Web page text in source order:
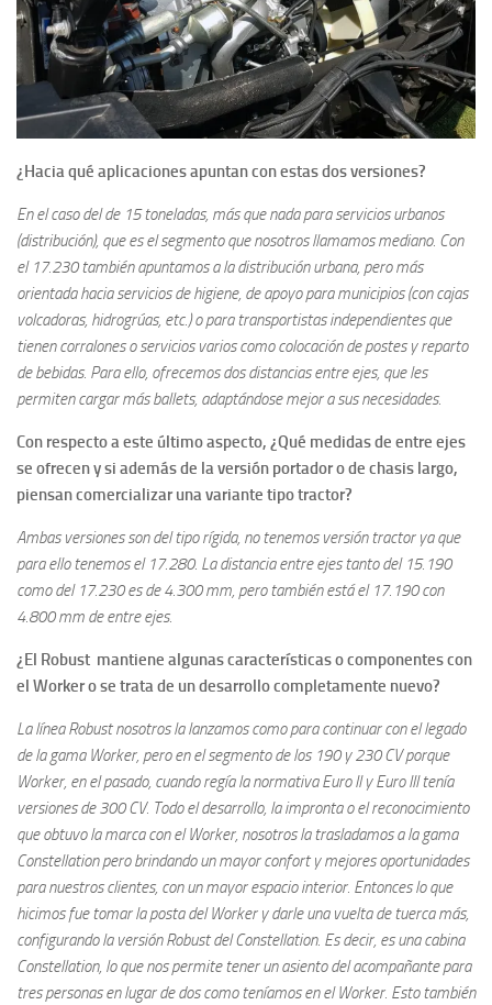
¿Hacia qué aplicaciones apuntan con estas dos versiones?
En el caso del de 15 toneladas, más que nada para servicios urbanos
(distribución), que es el segmento que nosotros llamamos mediano. Con
el 17.230 también apuntamos a la distribución urbana, pero más
orientada hacia servicios de higiene, de apoyo para municipios (con cajas
volcadoras, hidrogrúas, etc.) o para transportistas independientes que
tienen corralones o servicios varios como colocación de postes y reparto
de bebidas. Para ello, ofrecemos dos distancias entre ejes, que les
permiten cargar más ballets, adaptándose mejor a sus necesidades.
Con respecto a este último aspecto, ¿Qué medidas de entre ejes
se ofrecen y si además de la versión portador o de chasis largo,
piensan comercializar una variante tipo tractor?
Ambas versiones son del tipo rígida, no tenemos versión tractor ya que
para ello tenemos el 17.280. La distancia entre ejes tanto del 15.190
como del 17.230 es de 4.300 mm, pero también está el 17.190 con
4.800 mm de entre ejes.
¿El Robust mantiene algunas características o componentes con
el Worker o se trata de un desarrollo completamente nuevo?
La línea Robust nosotros la lanzamos como para continuar con el legado
de la gama Worker, pero en el segmento de los 190 y 230 CV porque
Worker, en el pasado, cuando regía la normativa Euro II y Euro III tenía
versiones de 300 CV. Todo el desarrollo, la impronta o el reconocimiento
que obtuvo la marca con el Worker, nosotros la trasladamos a la gama
Constellation pero brindando un mayor confort y mejores oportunidades
para nuestros clientes, con un mayor espacio interior. Entonces lo que
hicimos fue tomar la posta del Worker y darle una vuelta de tuerca más,
configurando la versión Robust del Constellation. Es decir, es una cabina
Constellation, lo que nos permite tener un asiento del acompañante para
tres personas en lugar de dos como teníamos en el Worker. Esto también